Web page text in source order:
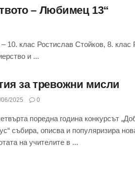
– Любимец 13“
– 10. клас Ростислав Стойков, 8.
и ...
за тревожни мисли
2025 0
поредна година конкурсът
събира, описва и популяризира
на учителите в ...